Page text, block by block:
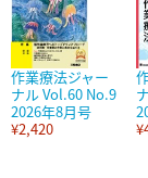
作業療法ジャー
ナル Vol.60 No.9
2026年8月号
¥2,420